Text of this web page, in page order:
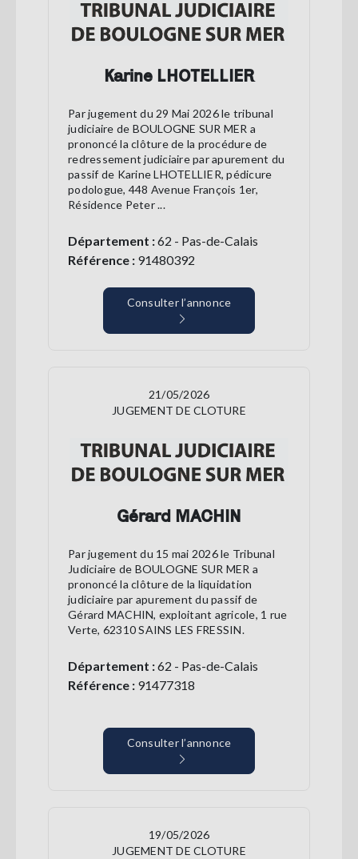
Karine LHOTELLIER
Par jugement du 29 Mai 2026 le tribunal
judiciaire de BOULOGNE SUR MER a
prononcé la clôture de la procédure de
redressement judiciaire par apurement du
passif de Karine LHOTELLIER, pédicure
podologue, 448 Avenue François 1er,
Résidence Peter ...
Département :62 - Pas-de-Calais
Référence : 91480392
Consulter l’annonce
21/05/2026
JUGEMENT DE CLOTURE
Gérard MACHIN
Par jugement du 15 mai 2026 le Tribunal
Judiciaire de BOULOGNE SUR MER a
prononcé la clôture de la liquidation
judiciaire par apurement du passif de
Gérard MACHIN, exploitant agricole, 1 rue
Verte, 62310 SAINS LES FRESSIN.
Département :62 - Pas-de-Calais
Référence : 91477318
Consulter l’annonce
19/05/2026
JUGEMENT DE CLOTURE